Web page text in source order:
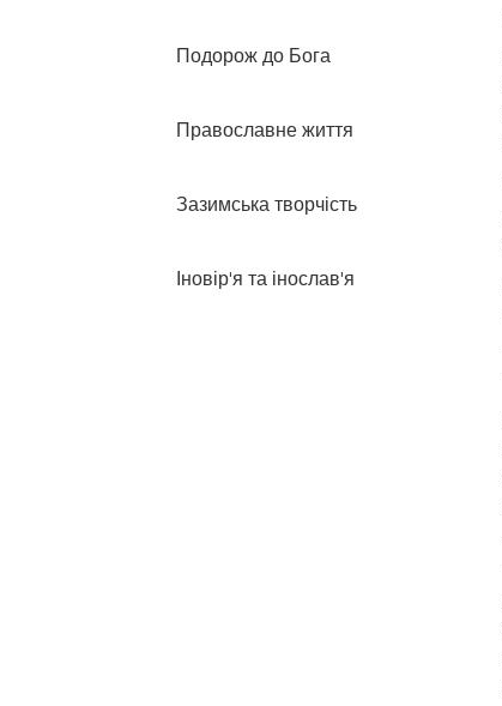
Подорож до Бога
Православне життя
Зазимська творчість
Іновір'я та інослав'я